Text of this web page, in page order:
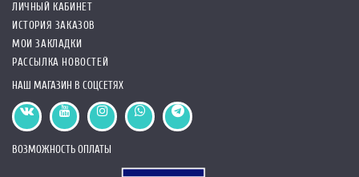
ЛИЧНЫЙ КАБИНЕТ
ИСТОРИЯ ЗАКАЗОВ
МОИ ЗАКЛАДКИ
РАССЫЛКА НОВОСТЕЙ
НАШ МАГАЗИН В СОЦСЕТЯХ
ВОЗМОЖНОСТЬ ОПЛАТЫ